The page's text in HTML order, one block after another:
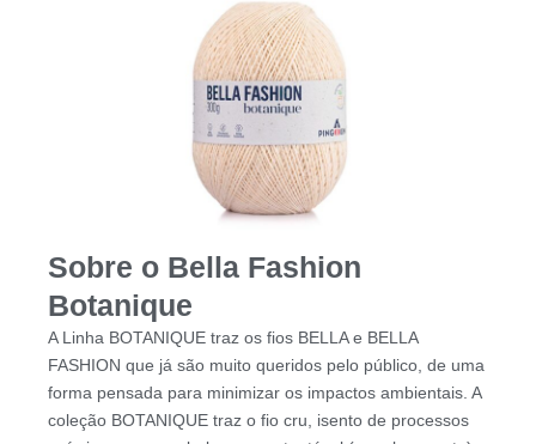
Sobre o Bella Fashion
Botanique
A Linha BOTANIQUE traz os fios BELLA e BELLA
FASHION que já são muito queridos pelo público, de uma
forma pensada para minimizar os impactos ambientais. A
coleção BOTANIQUE traz o fio cru, isento de processos